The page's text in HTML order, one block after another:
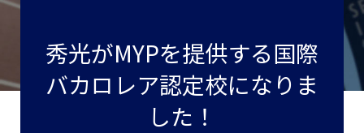
秀光がMYPを提供する国際
バカロレア認定校になりま
した！